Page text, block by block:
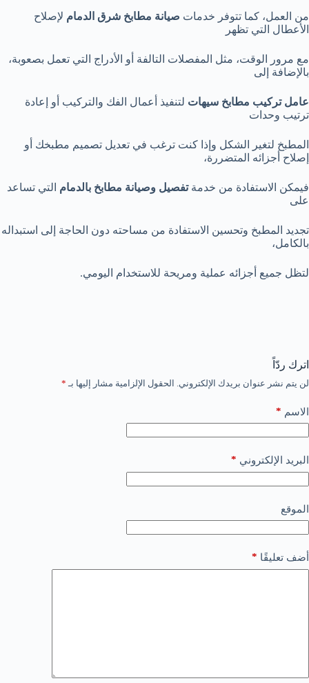
من العمل، كما تتوفر خدمات صيانة مطابخ شرق الدمام لإصلاح
الأعطال التي تظهر
مع مرور الوقت، مثل المفصلات التالفة أو الأدراج التي تعمل بصعوبة،
بالإضافة إلى
عامل تركيب مطابخ سيهات لتنفيذ أعمال الفك والتركيب أو إعادة
ترتيب وحدات
المطبخ لتغير الشكل وإذا كنت ترغب في تعديل تصميم مطبخك أو
إصلاح أجزائه المتضررة،
فيمكن الاستفادة من خدمةتفصيل وصيانة مطابخ بالدمام التي تساعد
على
تجديد المطبخ وتحسين الاستفادة من مساحته دون الحاجة إلى استبداله
بالكامل،
لتظل جميع أجزائه عملية ومريحة للاستخدام اليومي.
اترك ردّاً
لن يتم نشر عنوان بريدك الإلكتروني. الحقول الإلزامية مشار إليها بـ *
الاسم *
البريد الإلكتروني *
الموقع
أضف تعليقًا *